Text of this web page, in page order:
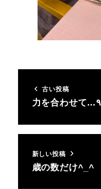
古い投稿
新しい投稿
歳の数だけ^_^